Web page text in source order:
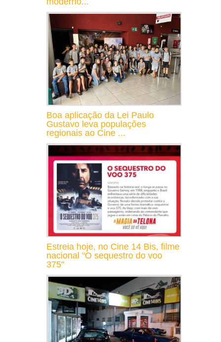
Boa aplicação da Lei Paulo
Gustavo leva populações
regionais ao Cine ...
Estreia hoje, no Cine 14 Bis, filme
nacional "O sequestro do voo
375"